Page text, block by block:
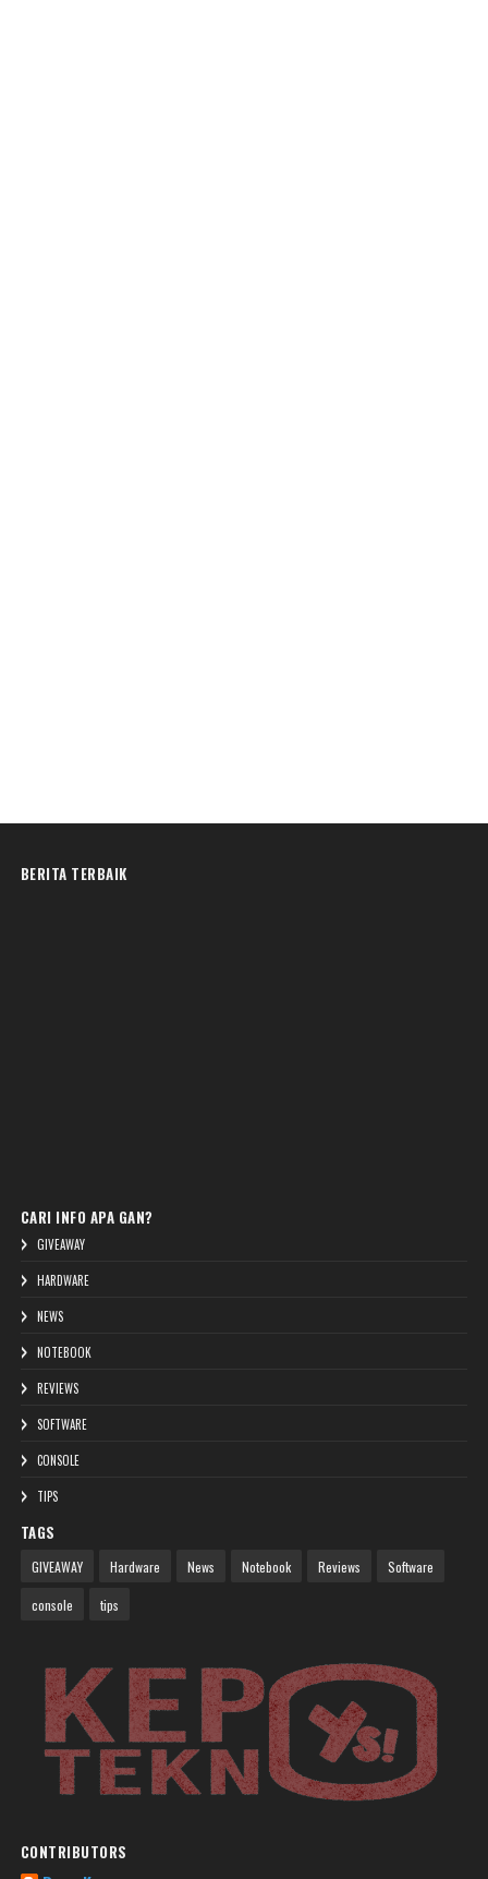
BERITA TERBAIK
CARI INFO APA GAN?
GIVEAWAY
HARDWARE
NEWS
NOTEBOOK
REVIEWS
SOFTWARE
CONSOLE
TIPS
TAGS
GIVEAWAY Hardware News Notebook Reviews Software
console tips
CONTRIBUTORS